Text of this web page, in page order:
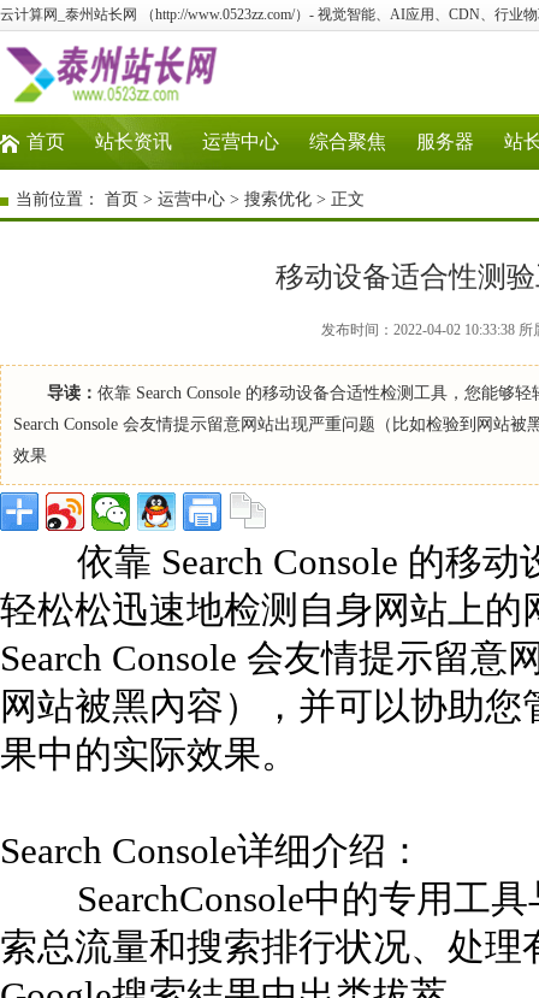
云计算网_泰州站长网 （http://www.0523zz.com/）- 视觉智能、AI应用、CDN、行业
首页 站长资讯 运营中心 综合聚焦 服务器 站
当前位置： 首页 > 运营中心 > 搜索优化 > 正文
移动设备适合性测验
发布时间：2022-04-02 10:33:38
导读： 依靠 Search Console 的移动设备合适性检测工具，您能够
Search Console 会友情提示留意网站出现严重问题（比如检验到网站
效果
依靠 Search Console 的移动
轻松松迅速地检测自身网站上
Search Console 会友情提示留
网站被黑內容），并可以协助
果中的实际效果。
Search Console详细介绍：
SearchConsole中的专用工具
索总流量和搜索排行状况、处